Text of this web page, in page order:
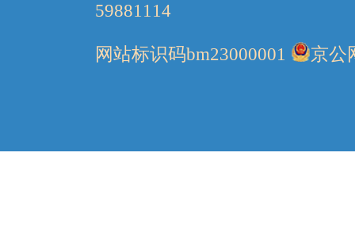
59881114
网站标识码bm23000001 京公